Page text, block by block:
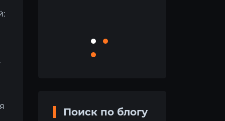
Поиск по блогу